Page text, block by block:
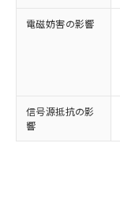
電磁妨害の影響
信号源抵抗の影
響